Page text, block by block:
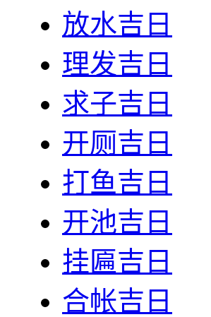
放水吉日
理发吉日
求子吉日
开厕吉日
打鱼吉日
开池吉日
挂匾吉日
合帐吉日